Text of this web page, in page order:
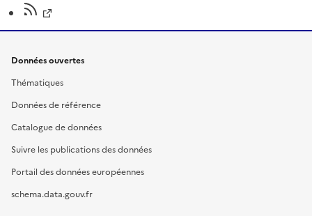
Données ouvertes
Thématiques
Données de référence
Catalogue de données
Suivre les publications des données
Portail des données européennes
schema.data.gouv.fr